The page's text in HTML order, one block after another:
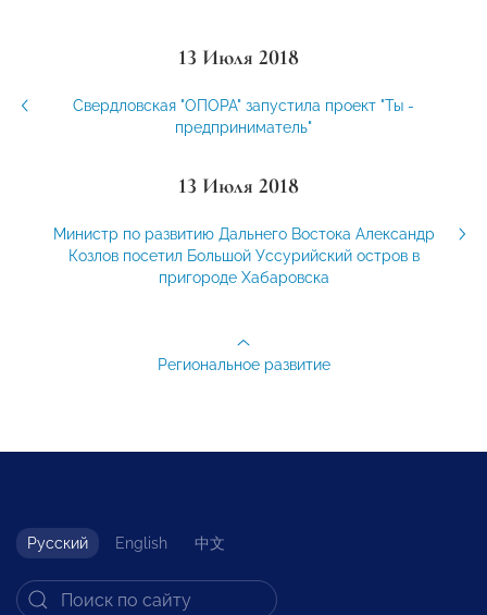
13 Июля 2018
Свердловская "ОПОРА" запустила проект "Ты -
предприниматель"
13 Июля 2018
Министр по развитию Дальнего Востока Александр
Козлов посетил Большой Уссурийский остров в
пригороде Хабаровска
Региональное развитие
Русский English 中文